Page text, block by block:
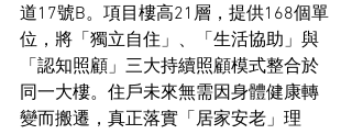
道17號B。項目樓高21層，提供168個單
位，將「獨立自住」、「生活協助」與
「認知照顧」三大持續照顧模式整合於
同一大樓。住戶未來無需因身體健康轉
變而搬遷，真正落實「居家安老」理